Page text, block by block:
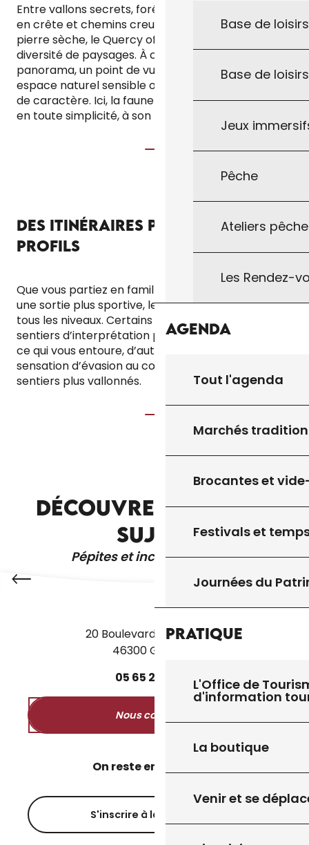
Base de
Base de
Jeux
Pêche
Ateliers
Les Rendez-
Agenda
Tout l'agenda
Marchés
Brocantes et
Festivals et
Journées du
Pratique
L'Office de
d'information
La boutique
Venir et se
Entre vallons secrets, forêts de chênes, sentiers
en crête et chemins creux bordés de murets de
pierre sèche, le Quercy offre une véritable
diversité de paysages. À chaque détour, un
panorama, un point de vue, un passage dans un
espace naturel sensible ou au cœur d’un hameau
de caractère. Ici, la faune et la flore s’observent
en toute simplicité, à son rythme.
DES ITINÉRAIRES POUR TOUS LES
PROFILS
Que vous partiez en famille, entre amis ou pour
une sortie plus sportive, les boucles s’adaptent à
tous les niveaux. Certains circuits intègrent des
sentiers d’interprétation pour mieux comprendre
ce qui vous entoure, d’autres privilégient la
sensation d’évasion au cœur des forêts ou sur des
sentiers plus vallonnés.
DÉCOUVREZ D'AUTRES
SUJETS
Pépites et incontournables
VISITES, SITES & PATRIMOINE
20 Boulevard des Martyrs
46300 Gourdon
05 65 27 50
Nous contacter
On reste en contact ?
S'inscrire à la newsletter